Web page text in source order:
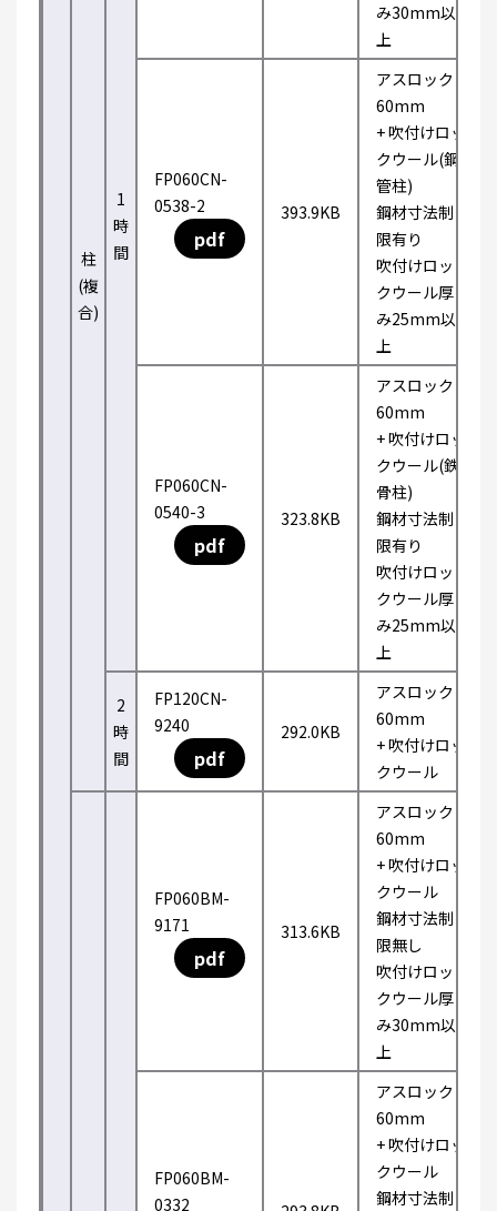
柱
(複
合)
1
時
間
み30mm以
上
FP060CN-
0538-2
pdf
393.9KB
アスロック
60mm
+ 吹付けロッ
クウール(鋼
管柱)
鋼材寸法制
限有り
吹付けロッ
クウール厚
み25mm以
上
FP060CN-
0540-3
pdf
323.8KB
アスロック
60mm
+ 吹付けロッ
クウール(鉄
骨柱)
鋼材寸法制
限有り
吹付けロッ
クウール厚
み25mm以
上
2
時
間
FP120CN-
9240
pdf
292.0KB
アスロック
60mm
+ 吹付けロッ
クウール
FP060BM-
9171
pdf
313.6KB
アスロック
60mm
+ 吹付けロッ
クウール
鋼材寸法制
限無し
吹付けロッ
クウール厚
み30mm以
上
FP060BM-
0332
アスロック
60mm
+ 吹付けロッ
クウール
鋼材寸法制